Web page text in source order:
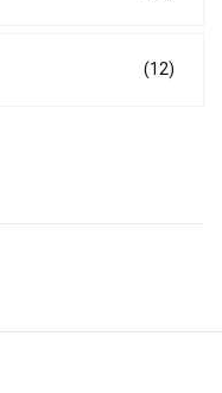
(12)